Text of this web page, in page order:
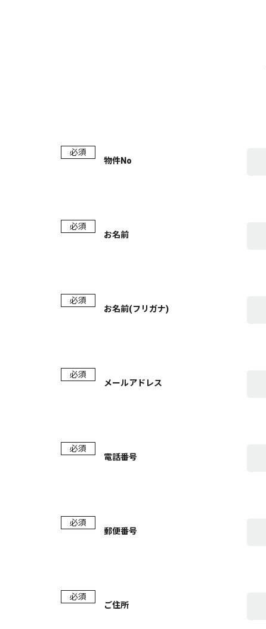
必須
物件No
必須
お名前
必須
お名前(フリガナ)
必須
メールアドレス
必須
電話番号
必須
郵便番号
必須
ご住所